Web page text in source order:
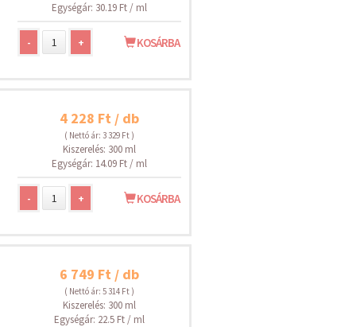
Egységár: 30.19 Ft / ml
- + KOSÁRBA
4 228 Ft / db
( Nettó ár: 3 329 Ft )
Kiszerelés: 300 ml
Egységár: 14.09 Ft / ml
- + KOSÁRBA
6 749 Ft / db
( Nettó ár: 5 314 Ft )
Kiszerelés: 300 ml
Egységár: 22.5 Ft / ml